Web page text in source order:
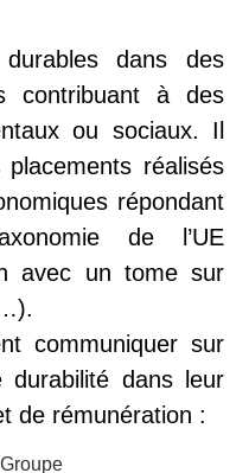
dans des
contribuant à des
ou sociaux. Il
placements réalisés
répondant
de l’UE
avec un tome sur
communiquer sur
durabilité dans leur
de rémunération :